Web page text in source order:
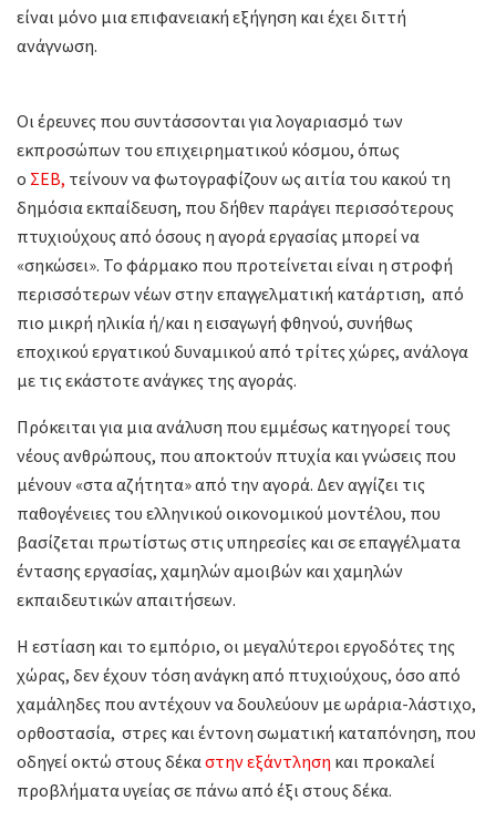
είναι μόνο μια επιφανειακή εξήγηση και έχει διττή
ανάγνωση.
Οι έρευνες που συντάσσονται για λογαριασμό των
εκπροσώπων του επιχειρηματικού κόσμου, όπως
ο ΣΕΒ, τείνουν να φωτογραφίζουν ως αιτία του κακού τη
δημόσια εκπαίδευση, που δήθεν παράγει περισσότερους
πτυχιούχους από όσους η αγορά εργασίας μπορεί να
«σηκώσει». Το φάρμακο που προτείνεται είναι η στροφή
περισσότερων νέων στην επαγγελματική κατάρτιση, από
πιο μικρή ηλικία ή/και η εισαγωγή φθηνού, συνήθως
εποχικού εργατικού δυναμικού από τρίτες χώρες, ανάλογα
με τις εκάστοτε ανάγκες της αγοράς.
Πρόκειται για μια ανάλυση που εμμέσως κατηγορεί τους
νέους ανθρώπους, που αποκτούν πτυχία και γνώσεις που
μένουν «στα αζήτητα» από την αγορά. Δεν αγγίζει τις
παθογένειες του ελληνικού οικονομικού μοντέλου, που
βασίζεται πρωτίστως στις υπηρεσίες και σε επαγγέλματα
έντασης εργασίας, χαμηλών αμοιβών και χαμηλών
εκπαιδευτικών απαιτήσεων.
Η εστίαση και το εμπόριο, οι μεγαλύτεροι εργοδότες της
χώρας, δεν έχουν τόση ανάγκη από πτυχιούχους, όσο από
χαμάληδες που αντέχουν να δουλεύουν με ωράρια-λάστιχο,
ορθοστασία, στρες και έντονη σωματική καταπόνηση, που
οδηγεί οκτώ στους δέκα στην εξάντληση και προκαλεί
προβλήματα υγείας σε πάνω από έξι στους δέκα.